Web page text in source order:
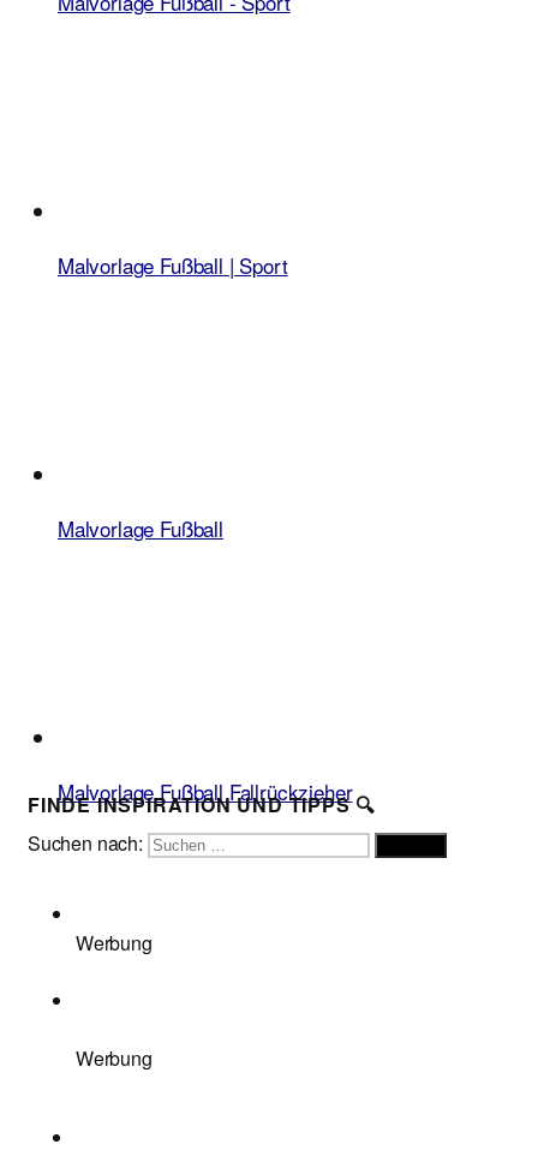
Malvorlage Fußball | Sport
Malvorlage Fußball
Malvorlage Fußball Fallrückzieher
FINDE INSPIRATION UND TIPPS 🔍
Suchen nach:
Werbung
Werbung